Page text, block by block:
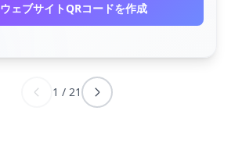
ウェブサイトQRコードを作成
1 / 21